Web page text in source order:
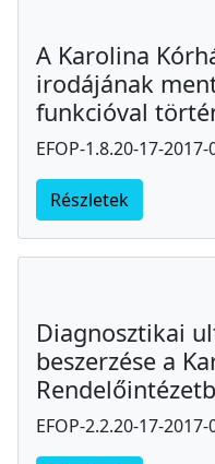
A Karolina
irodájának
funkcióval
EFOP-1.8.20-17-
Részletek
Diagnosztikai
beszerzése a
EFOP-2.2.20-17-